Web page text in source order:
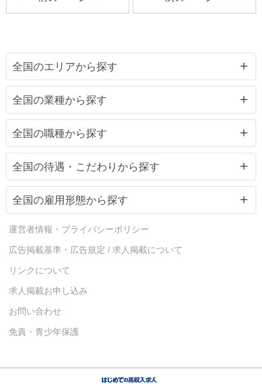
全国のエリアから探す
全国の業種から探す
全国の職種から探す
全国の待遇・こだわりから探す
全国の雇用形態から探す
運営者情報・プライバシーポリシー
広告掲載基準・広告規定 / 求人掲載について
リンクについて
求人掲載お申し込み
お問い合わせ
免責・青少年保護